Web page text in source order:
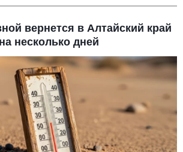
вернется в Алтайский край
несколько дней